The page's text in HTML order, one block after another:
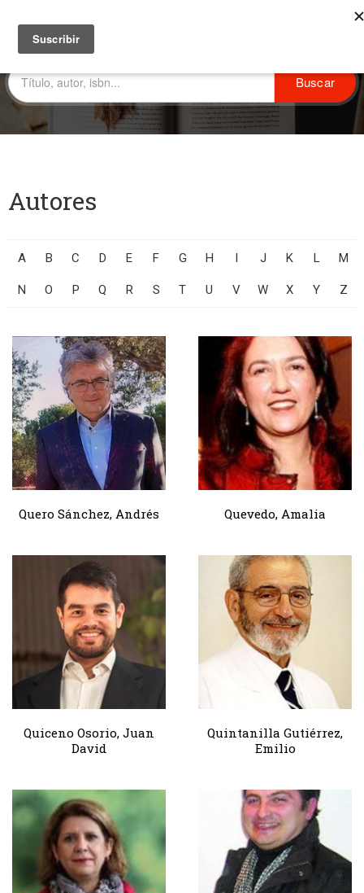
Autores
A B C D E F G H I J K L M
N O P Q R S T U V W X Y Z
Quero Sánchez, Andrés Quevedo, Amalia
Quiceno Osorio, Juan
David
Quintanilla Gutiérrez,
Emilio